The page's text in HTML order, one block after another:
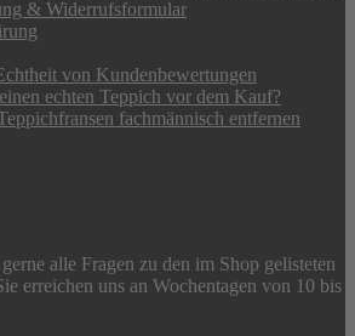
& Widerrufsformular
von Kundenbewertungen
echten Teppich vor dem Kauf?
fachmännisch entfernen
alle Fragen zu den im Shop gelisteten
erreichen uns an Wochentagen von 10 bis